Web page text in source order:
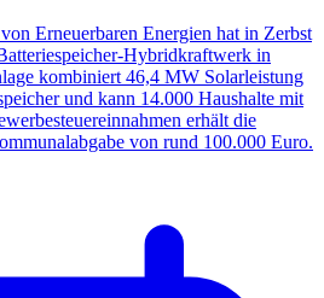
Erneuerbaren Energien hat in Zerbst
Hybridkraftwerk in
kombiniert 46,4 MW Solarleistung
und kann 14.000 Haushalte mit
erhält die
von rund 100.000 Euro.